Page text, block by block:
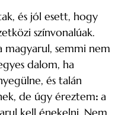
és jól esett, hogy
színvonalúak.
magyarul, semmi nem
dalom, ha
és talán
de úgy éreztem: a
kell énekelni. Nem